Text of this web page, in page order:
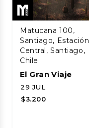
Matucana 100,
Santiago, Estación
Central, Santiago,
Chile
El Gran Viaje
29 JUL
$3.200